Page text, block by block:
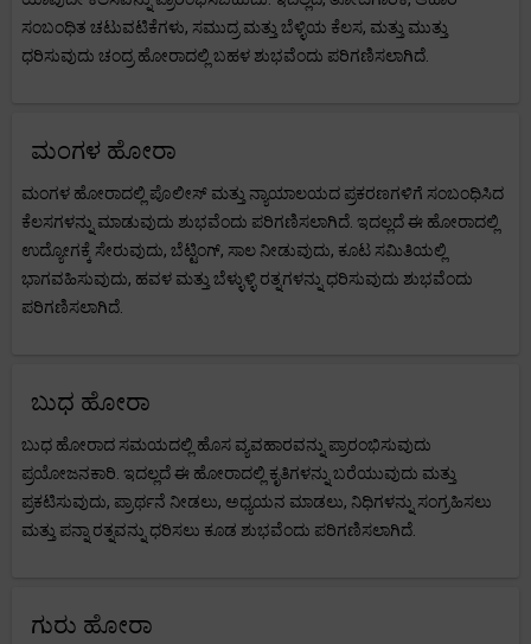
ಸಂಬಂಧಿತ ಚಟುವಟಿಕೆಗಳು, ಸಮುದ್ರ ಮತ್ತು ಬೆಳ್ಳಿಯ ಕೆಲಸ, ಮತ್ತು ಮುತ್ತು
ಧರಿಸುವುದು ಚಂದ್ರ ಹೋರಾದಲ್ಲಿ ಬಹಳ ಶುಭವೆಂದು ಪರಿಗಣಿಸಲಾಗಿದೆ.
ಮಂಗಳ ಹೋರಾ
ಮಂಗಳ ಹೋರಾದಲ್ಲಿ ಪೊಲೀಸ್ ಮತ್ತು ನ್ಯಾಯಾಲಯದ ಪ್ರಕರಣಗಳಿಗೆ ಸಂಬಂಧಿಸಿದ
ಕೆಲಸಗಳನ್ನು ಮಾಡುವುದು ಶುಭವೆಂದು ಪರಿಗಣಿಸಲಾಗಿದೆ. ಇದಲ್ಲದೆ ಈ ಹೋರಾದಲ್ಲಿ
ಉದ್ಯೋಗಕ್ಕೆ ಸೇರುವುದು, ಬೆಟ್ಟಿಂಗ್, ಸಾಲ ನೀಡುವುದು, ಕೂಟ ಸಮಿತಿಯಲ್ಲಿ
ಭಾಗವಹಿಸುವುದು, ಹವಳ ಮತ್ತು ಬೆಳ್ಳುಳ್ಳಿ ರತ್ನಗಳನ್ನು ಧರಿಸುವುದು ಶುಭವೆಂದು
ಪರಿಗಣಿಸಲಾಗಿದೆ.
ಬುಧ ಹೋರಾ
ಬುಧ ಹೋರಾದ ಸಮಯದಲ್ಲಿ ಹೊಸ ವ್ಯವಹಾರವನ್ನು ಪ್ರಾರಂಭಿಸುವುದು
ಪ್ರಯೋಜನಕಾರಿ. ಇದಲ್ಲದೆ ಈ ಹೋರಾದಲ್ಲಿ ಕೃತಿಗಳನ್ನು ಬರೆಯುವುದು ಮತ್ತು
ಪ್ರಕಟಿಸುವುದು, ಪ್ರಾರ್ಥನೆ ನೀಡಲು, ಅಧ್ಯಯನ ಮಾಡಲು, ನಿಧಿಗಳನ್ನು ಸಂಗ್ರಹಿಸಲು
ಮತ್ತು ಪನ್ನಾ ರತ್ನವನ್ನು ಧರಿಸಲು ಕೂಡ ಶುಭವೆಂದು ಪರಿಗಣಿಸಲಾಗಿದೆ.
ಗುರು ಹೋರಾ